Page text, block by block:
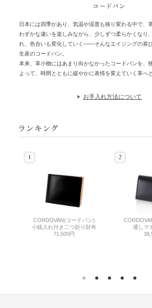
日本には四季があり、気温や湿度も移り変わる中で、
わずかな違いを楽しみながら、少しずつ柔らかくなり
れ、色合いも変化していく——そんなエイジングの喜
生産のコードバン。
本来、革小物にはあまり向かなかったコードバンを、
よって、時間とともに緩やかに表情を変えていく革へ
お手入れ方法について
CORDOVAN(コードバン)
小銭入れ付き二つ折り財布
71,500円
通しマ